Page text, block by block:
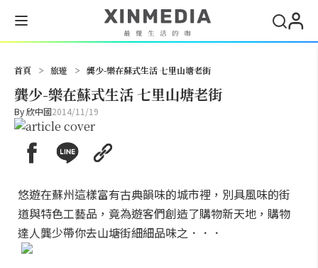
首頁 > 旅遊 > 龔少-樂在蘇式生活 七里山塘老街
龔少-樂在蘇式生活 七里山塘老街
By欣中國2014/11/19
悠遊在蘇州這樣富有古典韻味的城市裡，別具風味的街
道與特色工藝品，竟為遊客們創造了購物新天地，購物
達人龔少帶你去山塘街細細品味之．．．